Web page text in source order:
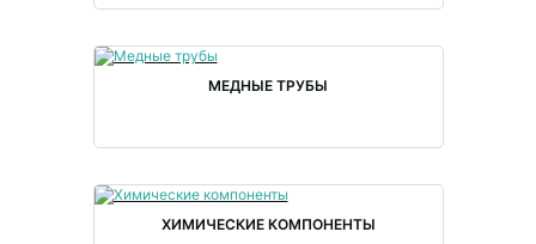
МЕДНЫЕ ТРУБЫ
ХИМИЧЕСКИЕ КОМПОНЕНТЫ